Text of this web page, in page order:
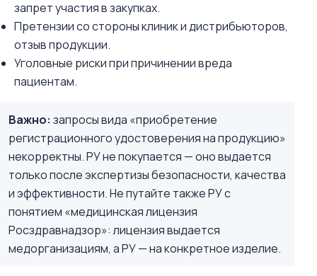
запрет участия в закупках.
Претензии со стороны клиник и дистрибьюторов,
отзыв продукции.
Уголовные риски при причинении вреда
пациентам.
Важно: запросы вида «приобретение
регистрационного удостоверения на продукцию»
некорректны. РУ не покупается — оно выдается
только после экспертизы безопасности, качества
и эффективности. Не путайте также РУ с
понятием «медицинская лицензия
Росздравнадзор»: лицензия выдается
медорганизациям, а РУ — на конкретное изделие.